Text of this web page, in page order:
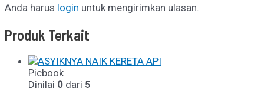
Anda harus login untuk mengirimkan ulasan.
Produk Terkait
Picbook
Dinilai 0 dari 5